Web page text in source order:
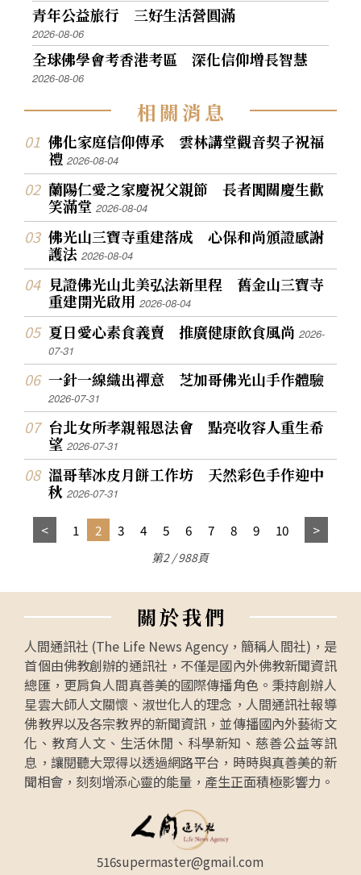
青年公益旅行 三好生活營圓滿
2026-08-06
全球佛學會考香港考區 深化信仰增長智慧
2026-08-06
相關消息
佛化家庭信仰傳承 雲林講堂觀音契子祝福
禮2026-08-04
蘭陽仁愛之家慶祝父親節 長者闖關慶生歡
笑滿堂2026-08-04
佛光山三寶寺重建落成 心保和尚頒證感謝
護法2026-08-04
見證佛光山北美弘法新里程 舊金山三寶寺
重建開光啟用2026-08-04
夏日愛心素食義賣 推廣健康飲食風尚2026-
07-31
一針一線織出禪意 芝加哥佛光山手作體驗
2026-07-31
台北女所孝親報恩法會 點亮收容人重生希
望2026-07-31
溫哥華冰皮月餅工作坊 天然彩色手作迎中
秋2026-07-31
1 2 3 4 5 6 7 8 9 10
第2 / 988頁
關於我們
人間通訊社 (The Life News Agency，簡稱人間社)，是
首個由佛教創辦的通訊社，不僅是國內外佛教新聞資訊
總匯，更肩負人間真善美的國際傳播角色。秉持創辦人
星雲大師人文關懷、淑世化人的理念，人間通訊社報導
佛教界以及各宗教界的新聞資訊，並傳播國內外藝術文
化、教育人文、生活休閒、科學新知、慈善公益等訊
息，讓閱聽大眾得以透過網路平台，時時與真善美的新
聞相會，刻刻增添心靈的能量，產生正面積極影響力。
516supermaster@gmail.com